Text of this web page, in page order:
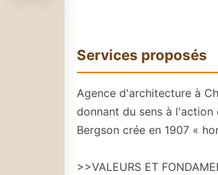
Services proposés
Agence d'architecture à
donnant du sens à l'action
Bergson crée en 1907 «
>>VALEURS ET